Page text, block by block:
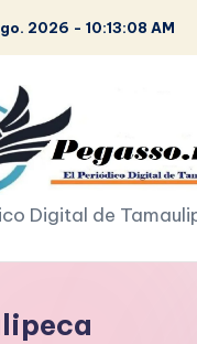
2026 - 10:13:09 AM
Digital de